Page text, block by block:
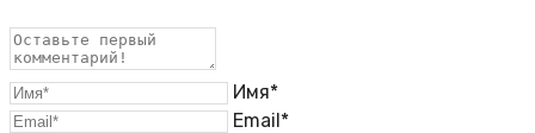
Имя*
Email*